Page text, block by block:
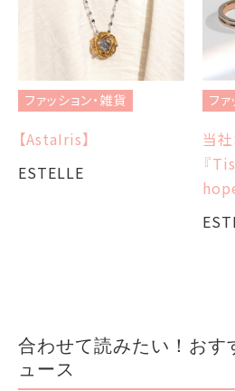
ファッション・雑貨
【AstaIris】
ESTELLE
フ
当
『
合わせて読みたい！おす
ュース